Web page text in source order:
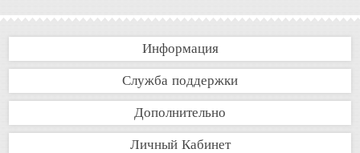
Информация
Служба поддержки
Дополнительно
Личный Кабинет